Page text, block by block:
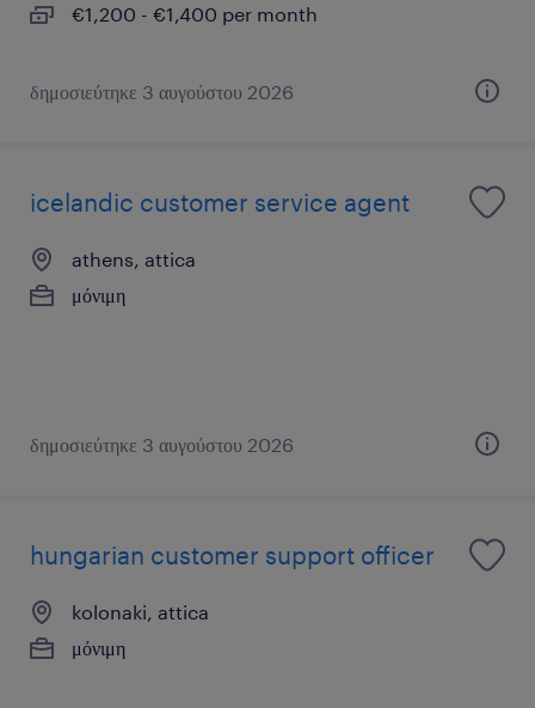
€1,200 - €1,400 per month
δημοσιεύτηκε 3 αυγούστου 2026
icelandic customer service agent
athens, attica
μόνιμη
δημοσιεύτηκε 3 αυγούστου 2026
hungarian customer support officer
kolonaki, attica
μόνιμη